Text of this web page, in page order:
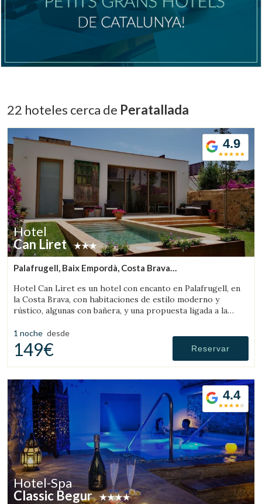
Verificar localizador
22 hoteles cerca de Peratallada
4.9
Hotel
Can Liret
Palafrugell, Baix Empordà, Costa Brava
Hotel Can Liret es un hotel con encanto en Palafrugell, en
la Costa Brava, con habitaciones de estilo moderno y
rústico, algunas con bañera, y una propuesta ligada a la
1 noche desde
149€ Reservar
4.4
Hotel-Spa
Classic Begur